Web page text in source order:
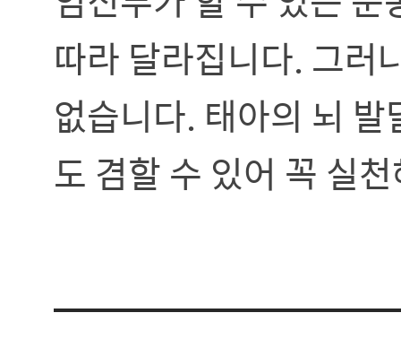
따라 달라집니다. 그러
없습니다. 태아의 뇌
도 겸할 수 있어 꼭 실